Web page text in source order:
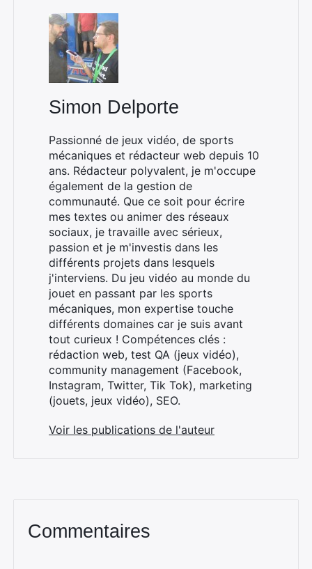
Simon Delporte
Passionné de jeux vidéo, de sports
mécaniques et rédacteur web depuis 10
ans. Rédacteur polyvalent, je m'occupe
également de la gestion de
communauté. Que ce soit pour écrire
mes textes ou animer des réseaux
sociaux, je travaille avec sérieux,
passion et je m'investis dans les
différents projets dans lesquels
j'interviens. Du jeu vidéo au monde du
jouet en passant par les sports
mécaniques, mon expertise touche
différents domaines car je suis avant
tout curieux ! Compétences clés :
rédaction web, test QA (jeux vidéo),
community management (Facebook,
Instagram, Twitter, Tik Tok), marketing
(jouets, jeux vidéo), SEO.
Voir les publications de l'auteur
Commentaires
Rechercher